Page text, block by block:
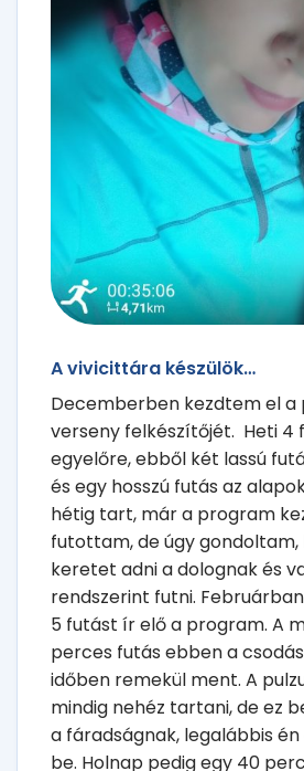
A vivicittára készülök…
Decemberben kezdtem el a
verseny felkészítőjét. Heti 4
egyelőre, ebből két lassú
és egy hosszú futás az
hétig tart, már a program
futottam, de úgy
keretet adni a dolognak és
rendszerint futni.
5 futást ír elő a program. A
perces futás ebben a
időben remekül ment. A
mindig nehéz tartani, de ez
a fáradságnak, legalábbis
be. Holnap pedig egy 40